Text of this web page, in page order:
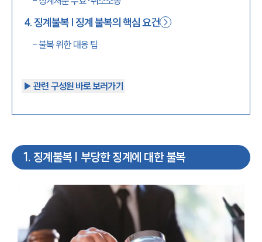
4. 징계불복 | 징계 불복의 핵심 요건
-불복 위한 대응 팁
▶︎ 관련 구성원 바로 보러가기
1. 징계불복 | 부당한 징계에 대한 불복